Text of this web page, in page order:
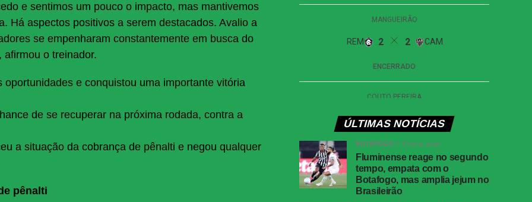
e sentimos um pouco o impacto, mas mantivemos
Há aspectos positivos a serem destacados. Avalio a
se empenharam constantemente em busca do
afirmou o treinador.
e conquistou uma importante vitória
de se recuperar na próxima rodada, contra a
a situação da cobrança de pênalti e negou qualquer
pênalti
ÚLTIMAS NOTÍCIAS
BOTAFOGO 8 horas atrás
Fluminense reage no segundo
tempo, empata com o
Botafogo, mas amplia jejum no
Brasileirão